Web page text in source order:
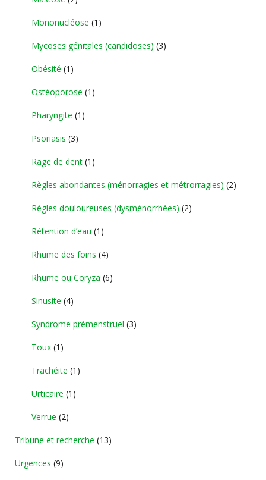
Mononucléose (1)
Mycoses génitales (candidoses) (3)
Obésité (1)
Ostéoporose (1)
Pharyngite (1)
Psoriasis (3)
Rage de dent (1)
Règles abondantes (ménorragies et métrorragies) (2)
Règles douloureuses (dysménorrhées) (2)
Rétention d’eau (1)
Rhume des foins (4)
Rhume ou Coryza (6)
Sinusite (4)
Syndrome prémenstruel (3)
Toux (1)
Trachéite (1)
Urticaire (1)
Verrue (2)
Tribune et recherche (13)
Urgences (9)